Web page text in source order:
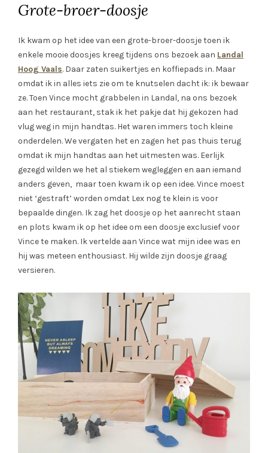
Grote-broer-doosje
Ik kwam op het idee van een grote-broer-doosje toen ik
enkele mooie doosjes kreeg tijdens ons bezoek aan Landal
Hoog Vaals. Daar zaten suikertjes en koffiepads in. Maar
omdat ik in alles iets zie om te knutselen dacht ik: ik bewaar
ze. Toen Vince mocht grabbelen in Landal, na ons bezoek
aan het restaurant, stak ik het pakje dat hij gekozen had
vlug weg in mijn handtas. Het waren immers toch kleine
onderdelen. We vergaten het en zagen het pas thuis terug
omdat ik mijn handtas aan het uitmesten was. Eerlijk
gezegd wilden we het al stiekem wegleggen en aan iemand
anders geven, maar toen kwam ik op een idee. Vince moest
niet ‘gestraft’ worden omdat Lex nog te klein is voor
bepaalde dingen. Ik zag het doosje op het aanrecht staan
en plots kwam ik op het idee om een doosje exclusief voor
Vince te maken. Ik vertelde aan Vince wat mijn idee was en
hij was meteen enthousiast. Hij wilde zijn doosje graag
versieren.